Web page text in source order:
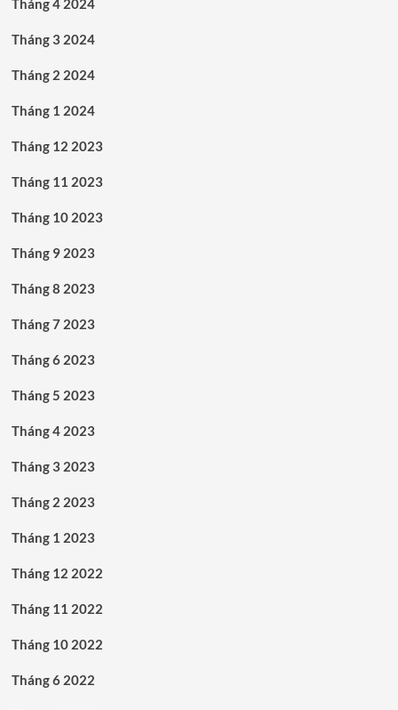
Tháng 4 2024
Tháng 3 2024
Tháng 2 2024
Tháng 1 2024
Tháng 12 2023
Tháng 11 2023
Tháng 10 2023
Tháng 9 2023
Tháng 8 2023
Tháng 7 2023
Tháng 6 2023
Tháng 5 2023
Tháng 4 2023
Tháng 3 2023
Tháng 2 2023
Tháng 1 2023
Tháng 12 2022
Tháng 11 2022
Tháng 10 2022
Tháng 6 2022